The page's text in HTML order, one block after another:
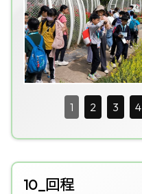
1 2 3 4
10_回程